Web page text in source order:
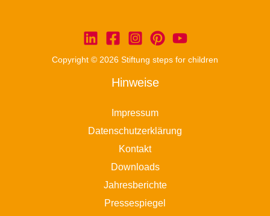
Copyright © 2026 Stiftung steps for children
Hinweise
Impressum
Datenschutzerklärung
Kontakt
Downloads
Jahresberichte
Pressespiegel